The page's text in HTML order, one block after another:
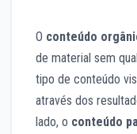
O conteúdo
de material sem
tipo de conteúdo
através dos
lado, o conteúdo